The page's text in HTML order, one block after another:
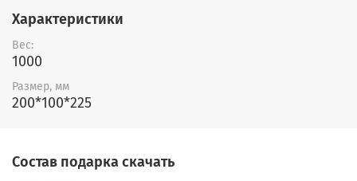
Характеристики
Вес:
1000
Размер, мм
200*100*225
Состав подарка скачать